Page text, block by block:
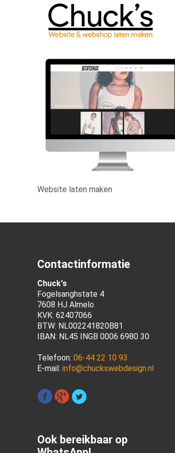
Website laten maken
Contactinformatie
Chuck's
Fogelsanghstate 4
7608 HJ Almelo
KVK: 62407066
BTW: NL002241820B81
IBAN: NL45 INGB 0006 6980 30
Telefoon: 06-44 22 10 93
E-mail: info@chuckswebdesign.nl
Ook bereikbaar op